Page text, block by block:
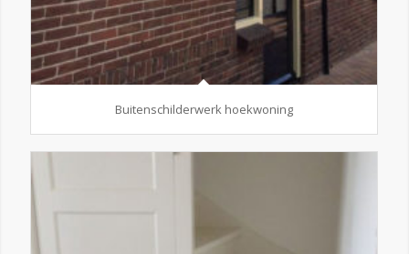
Buitenschilderwerk hoekwoning